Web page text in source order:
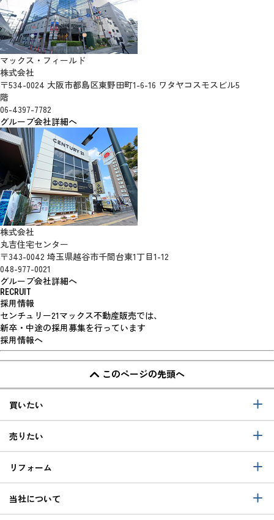
マックス・フィールド
株式会社
〒534-0024 大阪市都島区東野田町1-6-16 ワタヤコスモスビル5
階
06-4397-7782
グループ会社詳細へ
株式会社
丸吉住宅センター
〒343-0042 埼玉県越谷市千間台東1丁目1-12
048-977-0021
グループ会社詳細へ
RECRUIT
採用情報
センチュリー21マックス不動産販売では、
新卒・中途の採用募集を行っています
採用情報へ
このページの先頭へ
買いたい
売りたい
リフォーム
当社について